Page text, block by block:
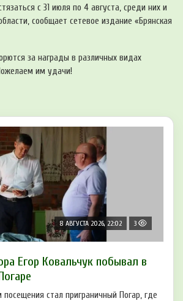
с 31 июля по 4 августа, среди них и
сообщает сетевое издание «Брянская
за награды в различных видах
им удачи!
8 АВГУСТА 2026, 22:02 3
Егор Ковальчук побывал в
стал приграничный Погар, где